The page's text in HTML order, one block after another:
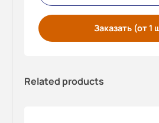
Заказать (от 1
Related products